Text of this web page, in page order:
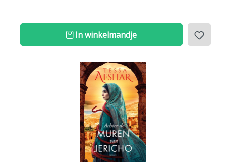
In winkelmandje